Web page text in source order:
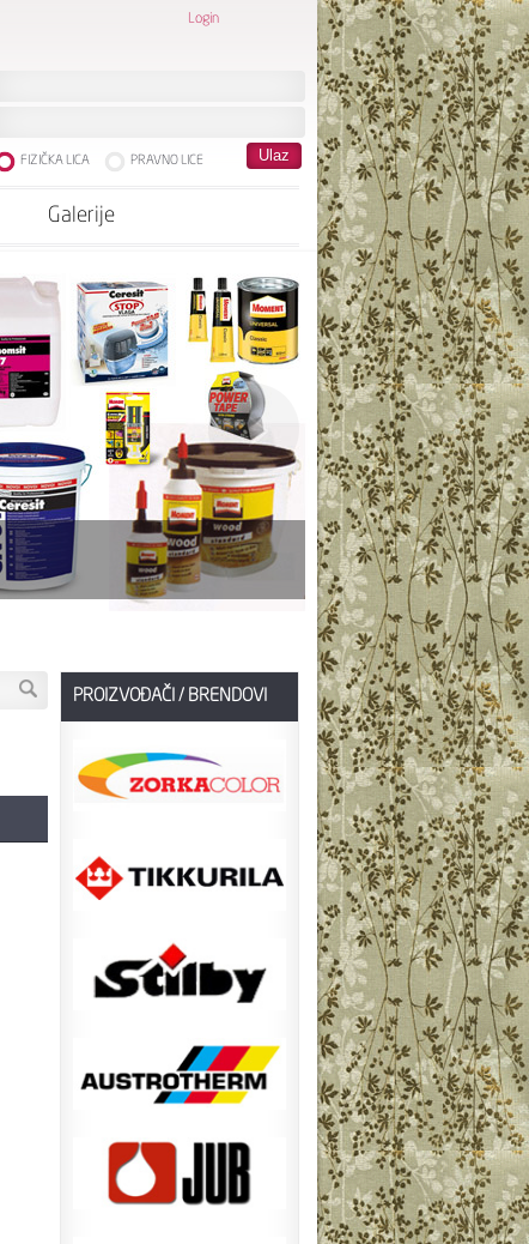
Galerije
Login
FIZIČKA LICA PRAVNO LICE
PROIZVOĐAČI / BRENDOVI